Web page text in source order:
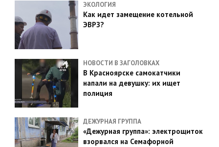
ЭКОЛОГИЯ
Как идет замещение котельной
ЭВРЗ?
НОВОСТИ В ЗАГОЛОВКАХ
В Красноярске самокатчики
напали на девушку: их ищет
полиция
ДЕЖУРНАЯ ГРУППА
«Дежурная группа»: электрощиток
взорвался на Семафорной